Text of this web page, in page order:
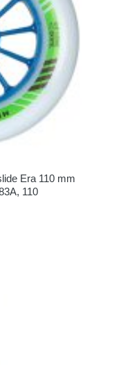
Era 110 mm
110